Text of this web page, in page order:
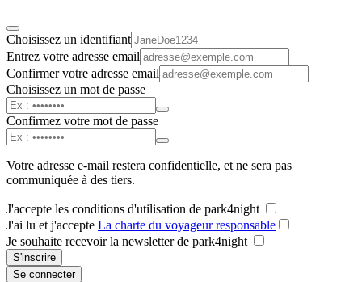
Choisissez un identifiant
Entrez votre adresse email
Confirmer votre adresse email
Choisissez un mot de passe
Confirmez votre mot de passe
Votre adresse e-mail restera confidentielle, et ne sera pas
communiquée à des tiers.
J'accepte les conditions d'utilisation de park4night
J'ai lu et j'accepte La charte du voyageur responsable
Je souhaite recevoir la newsletter de park4night
S'inscrire
Se connecter